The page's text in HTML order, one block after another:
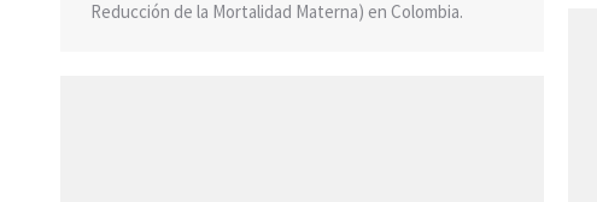
Reducción de la Mortalidad Materna) en Colombia.